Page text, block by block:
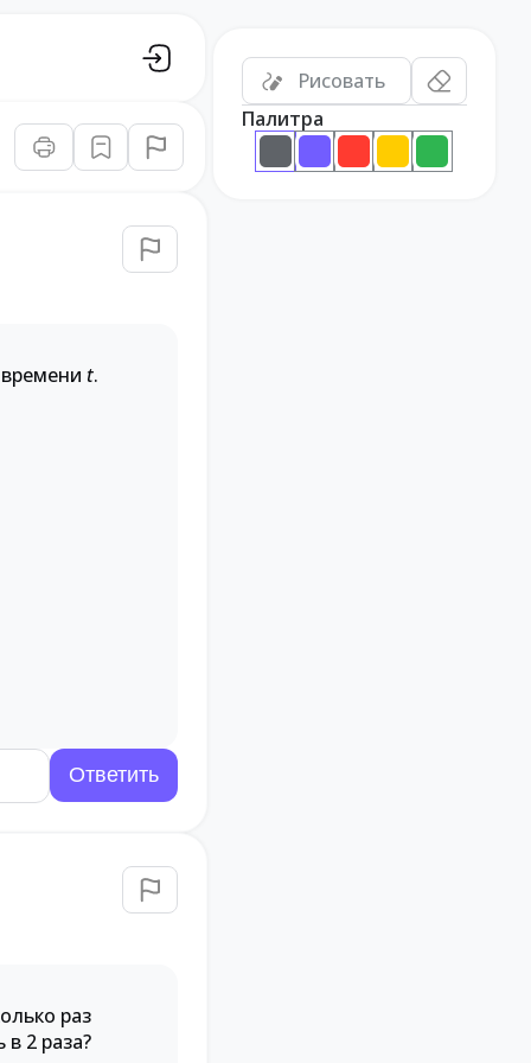
t.
раз
2 раза?
Рисовать
Палитра